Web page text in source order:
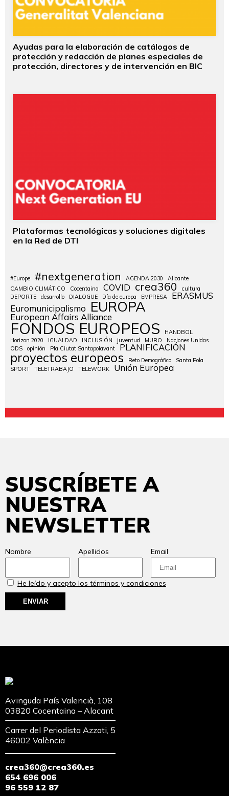
Ayudas para la elaboración de catálogos de
protección y redacción de planes especiales de
protección, directores y de intervención en BIC
Plataformas tecnológicas y soluciones digitales
en la Red de DTI
#Europe #nextgeneration AGENDA 2030
Alicante
CAMBIO CLIMÁTICO
Cocentaina COVID crea360
cultura
DEPORTE
desarrollo DIALOGUE Día de europa EMPRESA
ERASMUS
Euromunicipalismo EUROPA
European Affairs Alliance
FONDOS EUROPEOS
HANDBOL
Horizon 2020
IGUALDAD INCLUSIÓN juventud MURO
Naciones Unidas
ODS
opinión Pla Ciutat Santapolavant PLANIFICACIÓN
proyectos europeos Reto Demográfico
Santa Pola
SPORT
TELETRABAJO TELEWORK Unión Europea
SUSCRÍBETE A
NUESTRA
NEWSLETTER
Nombre Apellidos Email
He leído y acepto los términos y condiciones
Avinguda País Valencià, 108
03820 Cocentaina – Alacant
Carrer del Periodista Azzati, 5
46002 València
crea360@crea360.es
654 696 006
96 559 12 87